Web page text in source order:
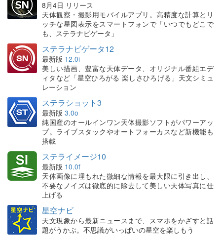
8月4日 リリース
天体観察・撮影用モバイルアプリ。高精度な計算とリ
ッチな星図表示をスマートフォンで「いつでもどこで
も、ステラナビゲータ」
ステラナビゲータ12
最新版 12.0i
美しい描画、豊富な天体データ、オリジナル番組エデ
ィタなど「星空ひろがる 楽しさひろげる」天文シミュ
レーション
ステラショット3
最新版 3.0o
純国産のオールインワン天体撮影ソフトがパワーアッ
プ。ライブスタックやオートフォーカスなど新機能も
搭載
ステライメージ10
最新版 10.0f
天体画像に埋もれた微細な情報を最大限に引き出し、
不要なノイズは徹底的に除去して美しい天体写真に仕
上げる
星空ナビ
天文現象から最新ニュースまで、スマホをかざすと話
題がうかぶ。不思議がいっぱいの星空を楽しもう